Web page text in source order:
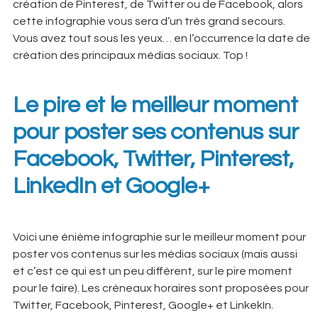
création de Pinterest, de Twitter ou de Facebook, alors
cette infographie vous sera d’un très grand secours.
Vous avez tout sous les yeux… en l’occurrence la date de
création des principaux médias sociaux. Top !
Le pire et le meilleur moment
pour poster ses contenus sur
Facebook, Twitter, Pinterest,
LinkedIn et Google+
Voici une énième infographie sur le meilleur moment pour
poster vos contenus sur les médias sociaux (mais aussi
et c’est ce qui est un peu différent, sur le pire moment
pour le faire). Les créneaux horaires sont proposées pour
Twitter, Facebook, Pinterest, Google+ et LinkekIn.